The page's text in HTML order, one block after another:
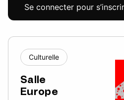
Se connecter pour
Culturelle
Salle
Europe